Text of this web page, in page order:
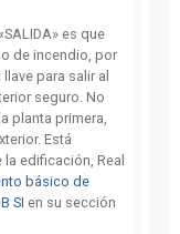
es que
de incendio, por
para salir al
seguro. No
planta primera,
Está
edificación, Real
básico de
SI en su sección